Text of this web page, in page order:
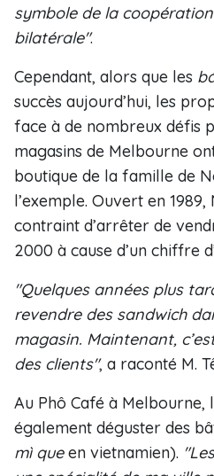
symbole de la
bilatérale".
Cependant, alors que les
succès aujourd’hui, les
face à de nombreux défis
magasins de Melbourne
boutique de la famille de
l’exemple. Ouvert en
contraint d’arrêter de
2000 à cause d’un chiffre
"Quelques années plus
revendre des sandwich
magasin. Maintenant,
des clients", a raconté M.
Au Phô Café à Melbourne,
également déguster des
mìqueen vietnamien).